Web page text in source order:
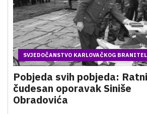
SVJEDOČANSTVO KARLOVAČKOG
Pobjeda svih pobjeda:
čudesan oporavak Siniše
Obradovića